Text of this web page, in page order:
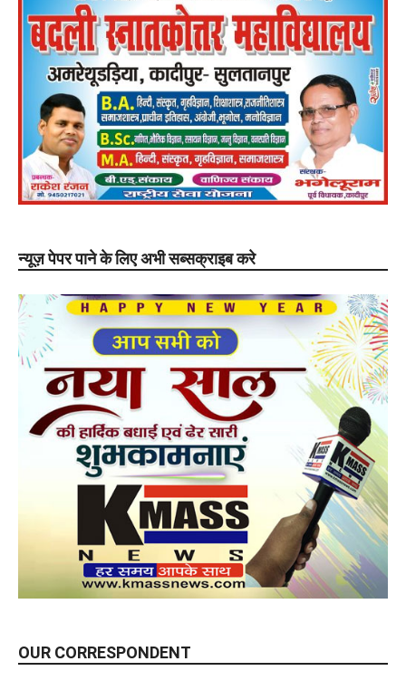
न्यूज़ पेपर पाने के लिए अभी सब्सक्राइब करे
OUR CORRESPONDENT